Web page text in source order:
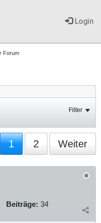
Login
Forum
Filter
1 2 Weiter
Beiträge: 34